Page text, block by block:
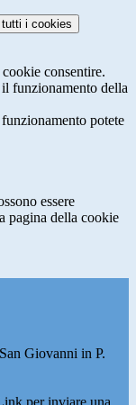
i cookies
consentire.
funzionamento della
potete
essere
pagina della cookie
Giovanni in P.
per inviare una